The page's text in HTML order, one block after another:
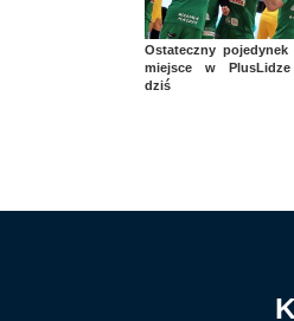
Ostateczny
miejsce w
dziś